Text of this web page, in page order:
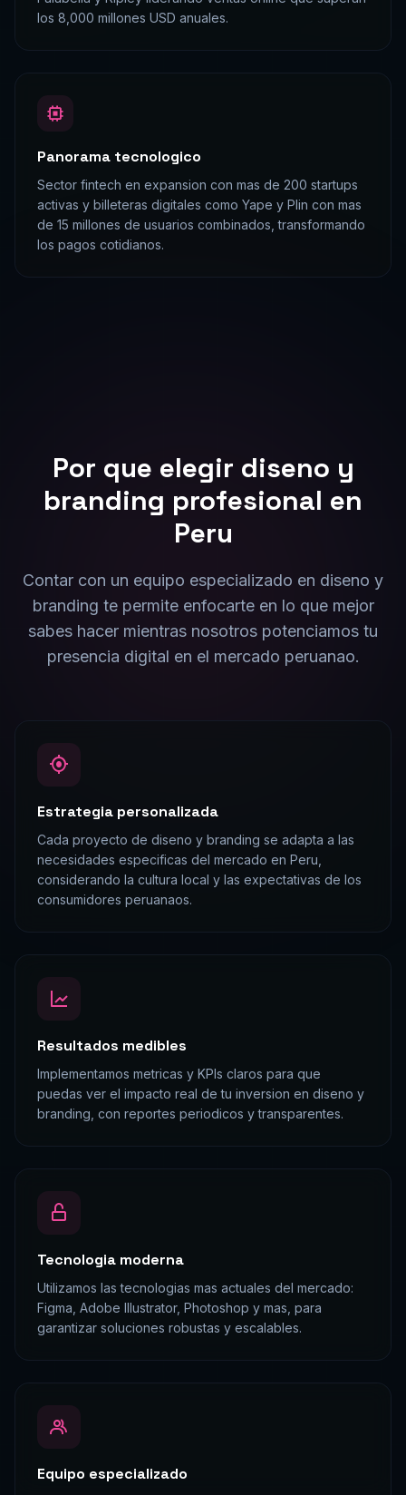
los 8,000 millones USD anuales.
Panorama tecnologico
Sector fintech en expansion con mas de 200 startups
activas y billeteras digitales como Yape y Plin con mas
de 15 millones de usuarios combinados, transformando
los pagos cotidianos.
Por que elegir diseno y
branding profesional en
Peru
Contar con un equipo especializado en diseno y
branding te permite enfocarte en lo que mejor
sabes hacer mientras nosotros potenciamos tu
presencia digital en el mercado peruanao.
Estrategia personalizada
Cada proyecto de diseno y branding se adapta a las
necesidades especificas del mercado en Peru,
considerando la cultura local y las expectativas de los
consumidores peruanaos.
Resultados medibles
Implementamos metricas y KPIs claros para que
puedas ver el impacto real de tu inversion en diseno y
branding, con reportes periodicos y transparentes.
Tecnologia moderna
Utilizamos las tecnologias mas actuales del mercado:
Figma, Adobe Illustrator, Photoshop y mas, para
garantizar soluciones robustas y escalables.
Equipo especializado